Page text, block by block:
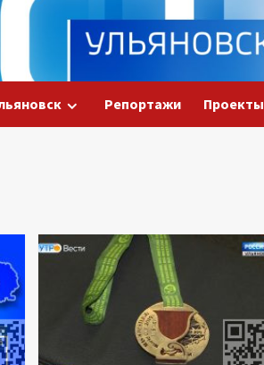
Репортажи Проекты